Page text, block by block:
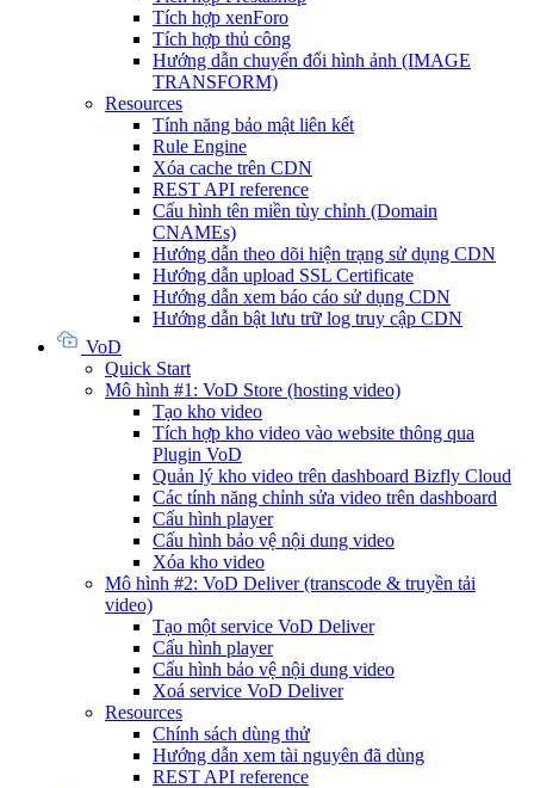
Tích hợp xenForo
Tích hợp thủ công
Hướng dẫn chuyển đổi hình ảnh (IMAGE
TRANSFORM)
Resources
Tính năng bảo mật liên kết
Rule Engine
Xóa cache trên CDN
REST API reference
Cấu hình tên miền tùy chỉnh (Domain
CNAMEs)
Hướng dẫn theo dõi hiện trạng sử dụng CDN
Hướng dẫn upload SSL Certificate
Hướng dẫn xem báo cáo sử dụng CDN
Hướng dẫn bật lưu trữ log truy cập CDN
VoD
Quick Start
Mô hình #1: VoD Store (hosting video)
Tạo kho video
Tích hợp kho video vào website thông qua
Plugin VoD
Quản lý kho video trên dashboard Bizfly Cloud
Các tính năng chỉnh sửa video trên dashboard
Cấu hình player
Cấu hình bảo vệ nội dung video
Xóa kho video
Mô hình #2: VoD Deliver (transcode & truyền tải
video)
Tạo một service VoD Deliver
Cấu hình player
Cấu hình bảo vệ nội dung video
Xoá service VoD Deliver
Resources
Chính sách dùng thử
Hướng dẫn xem tài nguyên đã dùng
REST API reference